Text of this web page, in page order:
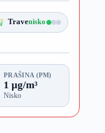
Travenisko
PRAŠINA (PM)
1 µg/m³
Nisko